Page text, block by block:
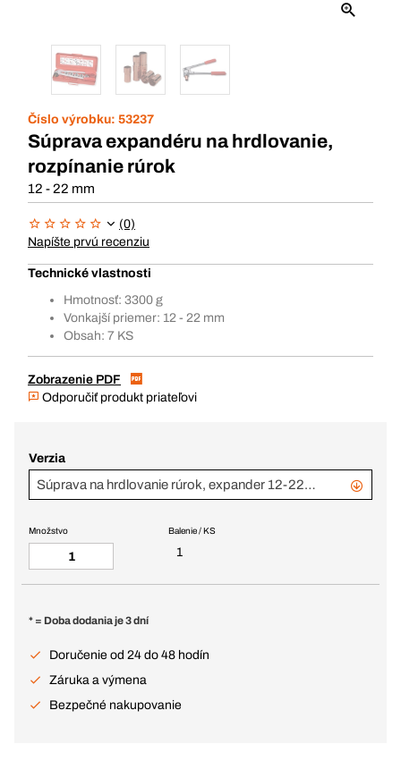
Číslo výrobku: 53237
Súprava expandéru na hrdlovanie,
rozpínanie rúrok
12 - 22 mm
(0)
Napíšte prvú recenziu
Technické vlastnosti
Hmotnosť: 3300 g
Vonkajší priemer: 12 - 22 mm
Obsah: 7 KS
Zobrazenie PDF
Odporučiť produkt priateľovi
Verzia
Súprava na hrdlovanie rúrok, expander 12-22 mm
Balenie / KS
1
Množstvo
* = Doba dodania je 3 dní
Doručenie od 24 do 48 hodín
Záruka a výmena
Bezpečné nakupovanie